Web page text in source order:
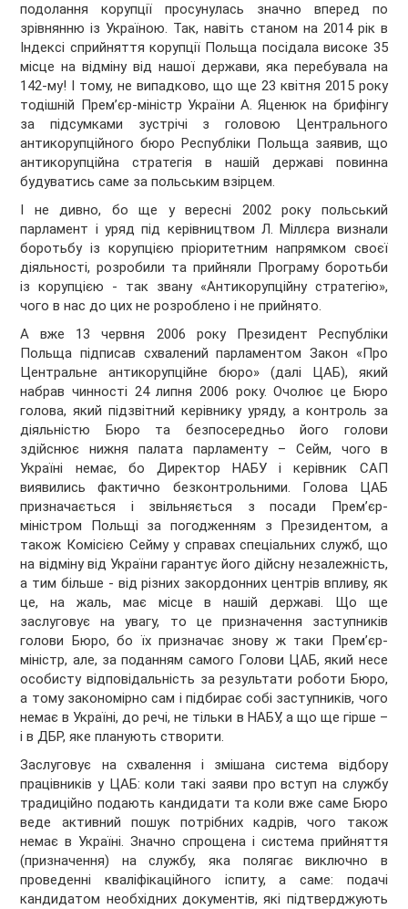
подолання корупції просунулась значно вперед по
зрівнянню із Україною. Так, навіть станом на 2014 рік в
Індексі сприйняття корупції Польща посідала високе 35
місце на відміну від нашої держави, яка перебувала на
142-му! І тому, не випадково, що ще 23 квітня 2015 року
тодішній Прем’єр-міністр України А. Яценюк на брифінгу
за підсумками зустрічі з головою Центрального
антикорупційного бюро Республіки Польща заявив, що
антикорупційна стратегія в нашій державі повинна
будуватись саме за польським взірцем.
І не дивно, бо ще у вересні 2002 року польський
парламент і уряд під керівництвом Л. Міллєра визнали
боротьбу із корупцією пріоритетним напрямком своєї
діяльності, розробили та прийняли Програму боротьби
із корупцією - так звану «Антикорупційну стратегію»,
чого в нас до цих не розроблено і не прийнято.
А вже 13 червня 2006 року Президент Республіки
Польща підписав схвалений парламентом Закон «Про
Центральне антикорупційне бюро» (далі ЦАБ), який
набрав чинності 24 липня 2006 року. Очолює це Бюро
голова, який підзвітний керівнику уряду, а контроль за
діяльністю Бюро та безпосередньо його голови
здійснює нижня палата парламенту – Сейм, чого в
Україні немає, бо Директор НАБУ і керівник САП
виявились фактично безконтрольними. Голова ЦАБ
призначається і звільняється з посади Прем’єр-
міністром Польщі за погодженням з Президентом, а
також Комісією Сейму у справах спеціальних служб, що
на відміну від України гарантує його дійсну незалежність,
а тим більше - від різних закордонних центрів впливу, як
це, на жаль, має місце в нашій державі. Що ще
заслуговує на увагу, то це призначення заступників
голови Бюро, бо їх призначає знову ж таки Прем’єр-
міністр, але, за поданням самого Голови ЦАБ, який несе
особисту відповідальність за результати роботи Бюро,
а тому закономірно сам і підбирає собі заступників, чого
немає в Україні, до речі, не тільки в НАБУ, а що ще гірше –
і в ДБР, яке планують створити.
Заслуговує на схвалення і змішана система відбору
працівників у ЦАБ: коли такі заяви про вступ на службу
традиційно подають кандидати та коли вже саме Бюро
веде активний пошук потрібних кадрів, чого також
немає в Україні. Значно спрощена і система прийняття
(призначення) на службу, яка полягає виключно в
проведенні кваліфікаційного іспиту, а саме: подачі
кандидатом необхідних документів, які підтверджують